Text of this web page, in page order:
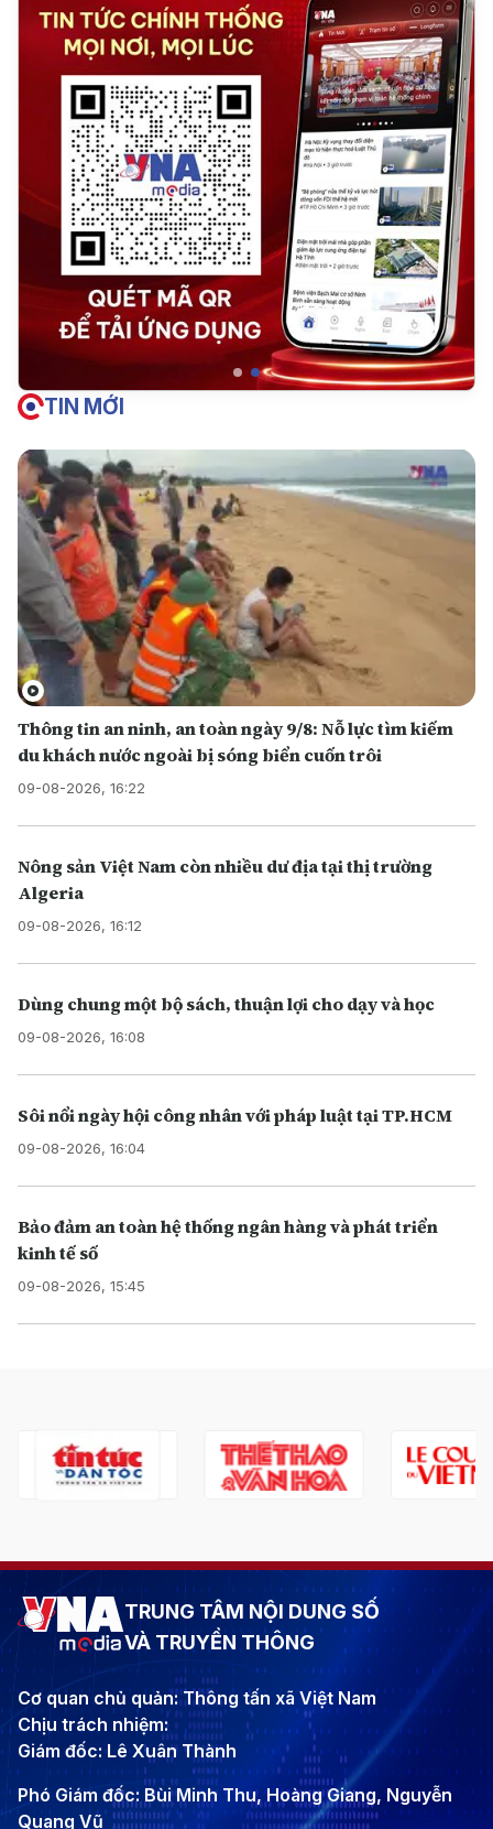
TIN MỚI
Thông tin an ninh, an toàn ngày 9/8: Nỗ lực tìm kiếm
du khách nước ngoài bị sóng biển cuốn trôi
09-08-2026, 16:22
Nông sản Việt Nam còn nhiều dư địa tại thị trường
Algeria
09-08-2026, 16:12
Dùng chung một bộ sách, thuận lợi cho dạy và học
09-08-2026, 16:08
Sôi nổi ngày hội công nhân với pháp luật tại TP.HCM
09-08-2026, 16:04
Bảo đảm an toàn hệ thống ngân hàng và phát triển
kinh tế số
09-08-2026, 15:45
TRUNG TÂM NỘI DUNG SỐ
VÀ TRUYỀN THÔNG
Cơ quan chủ quản: Thông tấn xã Việt Nam
Chịu trách nhiệm:
Giám đốc: Lê Xuân Thành
Phó Giám đốc: Bùi Minh Thu, Hoàng Giang, Nguyễn
Quang Vũ